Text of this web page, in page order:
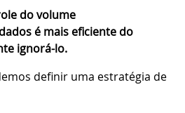
do volume
é mais eficiente do
ignorá-lo.
definir uma estratégia de